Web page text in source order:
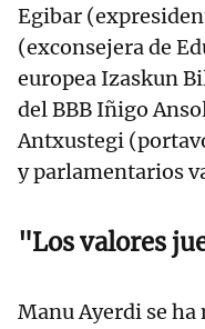
Egibar
(exconsejera de
europea Izaskun
del BBB Iñigo
Antxustegi
y parlamentarios
"Los valores
Manu Ayerdi se